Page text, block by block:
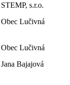
STEMP, s.r.o.
Obec Lučivná
Obec Lučivná
Jana Bajajová